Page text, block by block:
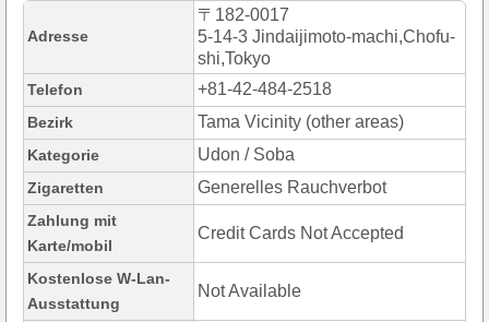
Adresse
〒182-0017
5-14-3 Jindaijimoto-machi,Chofu-
shi,Tokyo
Telefon +81-42-484-2518
Bezirk Tama Vicinity (other areas)
Kategorie Udon / Soba
Zigaretten Generelles Rauchverbot
Zahlung mit
Karte/mobil
Credit Cards Not Accepted
Kostenlose W-Lan-
Ausstattung
Not Available